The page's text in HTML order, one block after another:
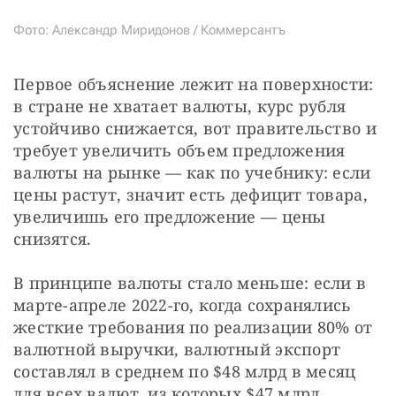
Фото: Александр Миридонов / Коммерсантъ
Первое объяснение лежит на поверхности:
в стране не хватает валюты, курс рубля
устойчиво снижается, вот правительство и
требует увеличить объем предложения
валюты на рынке — как по учебнику: если
цены растут, значит есть дефицит товара,
увеличишь его предложение — цены
снизятся.
В принципе валюты стало меньше: если в
марте-апреле 2022-го, когда сохранялись
жесткие требования по реализации 80% от
валютной выручки, валютный экспорт
составлял в среднем по $48 млрд в месяц